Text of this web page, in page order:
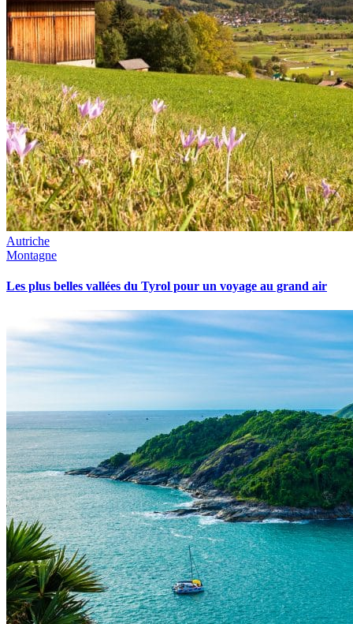
Autriche
Montagne
Les plus belles vallées du Tyrol pour un voyage au grand air